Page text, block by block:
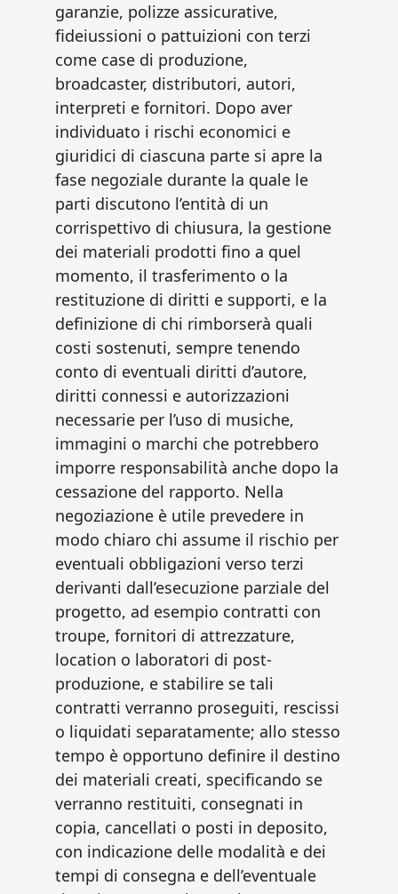
garanzie, polizze assicurative,
fideiussioni o pattuizioni con terzi
come case di produzione,
broadcaster, distributori, autori,
interpreti e fornitori. Dopo aver
individuato i rischi economici e
giuridici di ciascuna parte si apre la
fase negoziale durante la quale le
parti discutono l’entità di un
corrispettivo di chiusura, la gestione
dei materiali prodotti fino a quel
momento, il trasferimento o la
restituzione di diritti e supporti, e la
definizione di chi rimborserà quali
costi sostenuti, sempre tenendo
conto di eventuali diritti d’autore,
diritti connessi e autorizzazioni
necessarie per l’uso di musiche,
immagini o marchi che potrebbero
imporre responsabilità anche dopo la
cessazione del rapporto. Nella
negoziazione è utile prevedere in
modo chiaro chi assume il rischio per
eventuali obbligazioni verso terzi
derivanti dall’esecuzione parziale del
progetto, ad esempio contratti con
troupe, fornitori di attrezzature,
location o laboratori di post-
produzione, e stabilire se tali
contratti verranno proseguiti, rescissi
o liquidati separatamente; allo stesso
tempo è opportuno definire il destino
dei materiali creati, specificando se
verranno restituiti, consegnati in
copia, cancellati o posti in deposito,
con indicazione delle modalità e dei
tempi di consegna e dell’eventuale